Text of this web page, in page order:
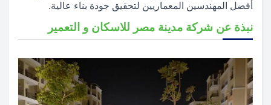
أفضل المهندسين المعماريين لتحقيق جودة بناء عالية.
نبذة عن شركة مدينة مصر للاسكان و التعمير